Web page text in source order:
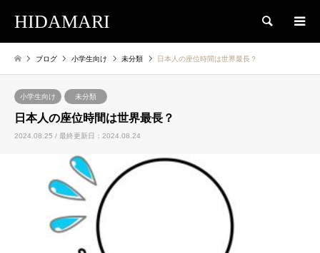
HIDAMARI 検索
ブログ 小学生向け 未分類 日本人の座位時間は世界最長？
小学生向け 未分類
日本人の座位時間は世界最長？
2024.08.25 / 最終更新日：2024.08.24